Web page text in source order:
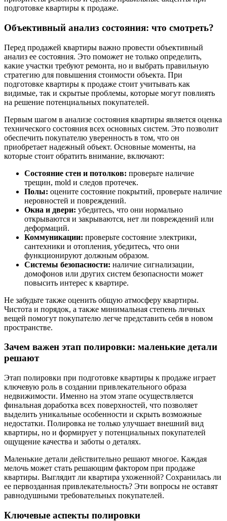
подготовке квартиры к продаже.
Объективный анализ состояния: что смотреть?
Перед продажей квартиры важно провести объективный
анализ ее состояния. Это поможет не только определить,
какие участки требуют ремонта, но и выбрать правильную
стратегию для повышения стоимости объекта. При
подготовке квартиры к продаже стоит учитывать как
видимые, так и скрытые проблемы, которые могут повлиять
на решение потенциальных покупателей.
Первым шагом в анализе состояния квартиры является оценка
технического состояния всех основных систем. Это позволит
обеспечить покупателю уверенность в том, что он
приобретает надежный объект. Основные моменты, на
которые стоит обратить внимание, включают:
Состояние стен и потолков: проверьте наличие
трещин, mold и следов протечек.
Полы: оцените состояние покрытий, проверьте наличие
неровностей и повреждений.
Окна и двери: убедитесь, что они нормально
открываются и закрываются, нет ли повреждений или
деформаций.
Коммуникации: проверьте состояние электрики,
сантехники и отопления, убедитесь, что они
функционируют должным образом.
Системы безопасности: наличие сигнализации,
домофонов или других систем безопасности может
повысить интерес к квартире.
Не забудьте также оценить общую атмосферу квартиры.
Чистота и порядок, а также минимальная степень личных
вещей помогут покупателю легче представить себя в новом
пространстве.
Зачем важен этап полировки: маленькие детали
решают
Этап полировки при подготовке квартиры к продаже играет
ключевую роль в создании привлекательного образа
недвижимости. Именно на этом этапе осуществляется
финальная доработка всех поверхностей, что позволяет
выделить уникальные особенности и скрыть возможные
недостатки. Полировка не только улучшает внешний вид
квартиры, но и формирует у потенциальных покупателей
ощущение качества и заботы о деталях.
Маленькие детали действительно решают многое. Каждая
мелочь может стать решающим фактором при продаже
квартиры. Выглядит ли квартира ухоженной? Сохранилась ли
ее первозданная привлекательность? Эти вопросы не оставят
равнодушными требовательных покупателей.
Ключевые аспекты полировки